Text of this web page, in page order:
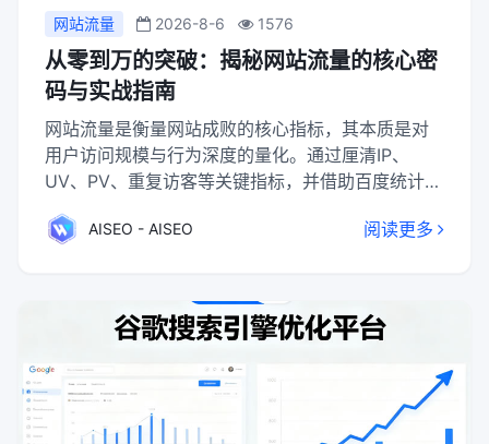
网站流量 2026-8-6 1576
从零到万的突破：揭秘网站流量的核心密
码与实战指南
网站流量是衡量网站成败的核心指标，其本质是对
用户访问规模与行为深度的量化。通过厘清IP、
UV、PV、重复访客等关键指标，并借助百度统计、
品洞察，可以全面评估流量现状。流量的有效提升
销进行广泛引流以及优化用户体验提升转化与留存
等策略，构建持续健康的流量增长闭环。
AISEO - AISEO 阅读更多